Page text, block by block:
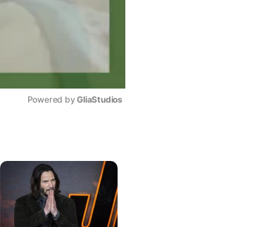
Powered by GliaStudios